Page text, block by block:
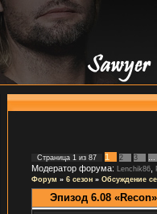
Страница 1 из 87 1 2 3
Модератор форума: Lenchik86,
Форум » 6 сезон » Обсуждение
Эпизод 6.08 «Recon»